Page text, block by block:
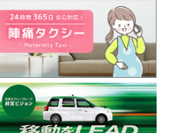
するため、職場学習・体験
社採用案内を掲載しました
興券がご利用いただけます